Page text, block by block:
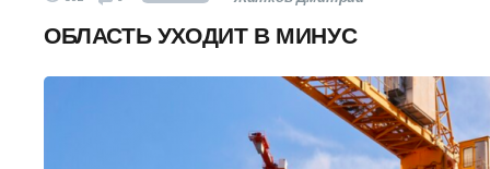
ОБЛАСТЬ УХОДИТ В МИНУС